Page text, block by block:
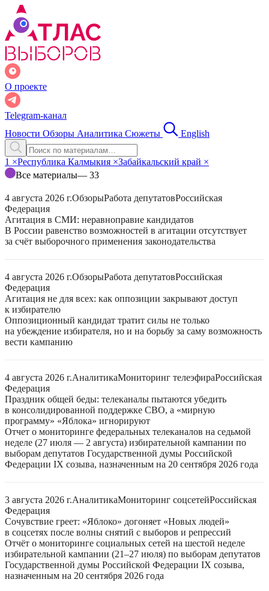
О проекте
Telegram-канал
Новости Обзоры Аналитика Сюжеты English
1 ×Республика Калмыкия ×Забайкальский край ×
Все материалы— 33
4 августа 2026 г.ОбзорыРабота депутатовРоссийская
Федерация
Агитация в СМИ: неравноправие кандидатов
В России равенство возможностей в агитации отсутствует
за счёт выборочного применения законодательства
4 августа 2026 г.ОбзорыРабота депутатовРоссийская
Федерация
Агитация не для всех: как оппозиции закрывают доступ
к избирателю
Оппозиционный кандидат тратит силы не только
на убеждение избирателя, но и на борьбу за саму возможность
вести кампанию
4 августа 2026 г.АналитикаМониторинг телеэфираРоссийская
Федерация
Праздник общей беды: телеканалы пытаются убедить
в консолидированной поддержке СВО, а «мирную
программу» «Яблока» игнорируют
Отчет о мониторинге федеральных телеканалов на седьмой
неделе (27 июля — 2 августа) избирательной кампании по
выборам депутатов Государственной думы Российской
Федерации IX созыва, назначенным на 20 сентября 2026 года
3 августа 2026 г.АналитикаМониторинг соцсетейРоссийская
Федерация
Сочувствие греет: «Яблоко» догоняет «Новых людей»
в соцсетях после волны снятий с выборов и репрессий
Отчёт о мониторинге социальных сетей на шестой неделе
избирательной кампании (21–27 июля) по выборам депутатов
Государственной думы Российской Федерации IX созыва,
назначенным на 20 сентября 2026 года